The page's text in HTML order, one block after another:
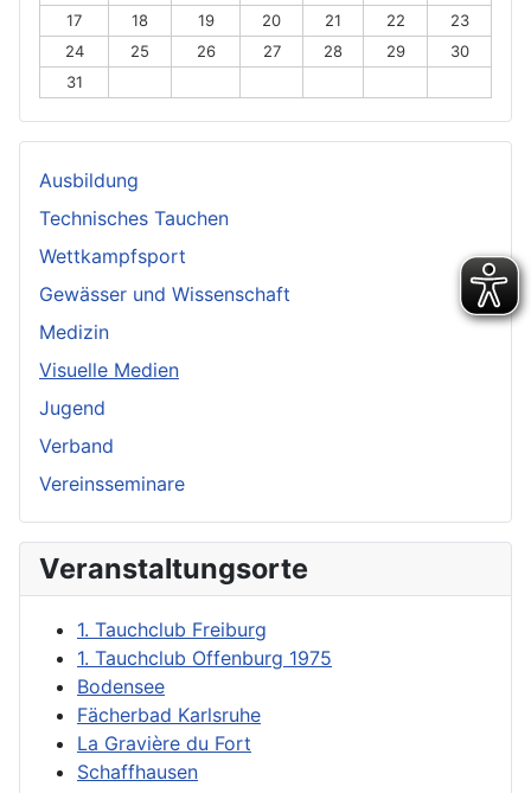
17
18 19 20 21 22
23
24
25 26 27 28 29
30
31
Ausbildung
Technisches Tauchen
Wettkampfsport
Gewässer und Wissenschaft
Medizin
Visuelle Medien
Jugend
Verband
Vereinsseminare
Veranstaltungsorte
1. Tauchclub Freiburg
1. Tauchclub Offenburg 1975
Bodensee
Fächerbad Karlsruhe
La Gravière du Fort
Schaffhausen